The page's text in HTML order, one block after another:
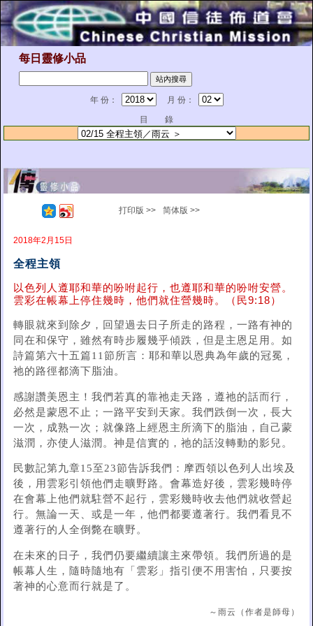
每日靈修小品
年 份：
月 份：
目 錄
打印版 >> 简体版 >>
2018年2月15日
全程主領
以色列人遵耶和華的吩咐起行，也遵耶和華的吩咐安營。
雲彩在帳幕上停住幾時，他們就住營幾時。（民9:18）
轉眼就來到除夕，回望過去日子所走的路程，一路有神的
同在和保守，雖然有時步履幾乎傾跌，但是主恩足用。如
詩篇第六十五篇11節所言：耶和華以恩典為年歲的冠冕，
祂的路徑都滴下脂油。
感謝讚美恩主！我們若真的靠祂走天路，遵祂的話而行，
必然是蒙恩不止；一路平安到天家。我們跌倒一次，長大
一次，成熟一次；就像路上經恩主所滴下的脂油，自己蒙
滋潤，亦使人滋潤。神是信實的，祂的話沒轉動的影兒。
民數記第九章15至23節告訴我們：摩西領以色列人出埃及
後，用雲彩引領他們走曠野路。會幕造好後，雲彩幾時停
在會幕上他們就駐營不起行，雲彩幾時收去他們就收營起
行。無論一天、或是一年，他們都要遵著行。我們看見不
遵著行的人全倒斃在曠野。
在未來的日子，我們仍要繼續讓主來帶領。我們所過的是
帳幕人生，隨時隨地有「雲彩」指引便不用害怕，只要按
著神的心意而行就是了。
～雨云（作者是師母）